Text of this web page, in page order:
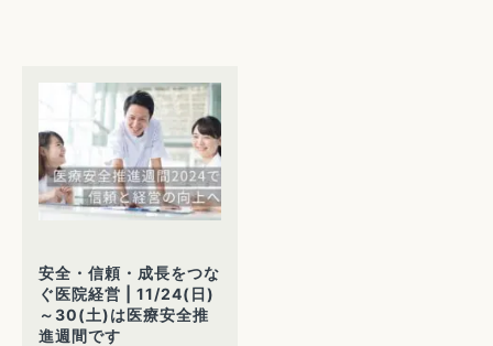
安全・信頼・成長をつな
ぐ医院経営 | 11/24(日)
～30(土)は医療安全推
進週間です